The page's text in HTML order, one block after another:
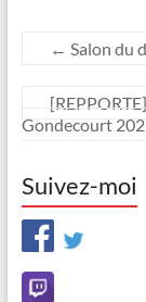
← Salon du
Gondecourt
Suivez-moi